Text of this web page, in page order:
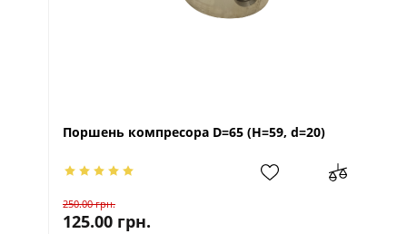
Поршень компресора D=65 (H=59, d=20)
250.00грн.
125.00 грн.